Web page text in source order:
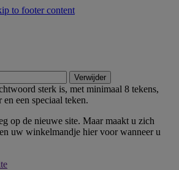
to footer content
Verwijder
sterk is, met minimaal 8 tekens,
een speciaal teken.
op de nieuwe site. Maar maakt u zich
uw winkelmandje hier voor wanneer u